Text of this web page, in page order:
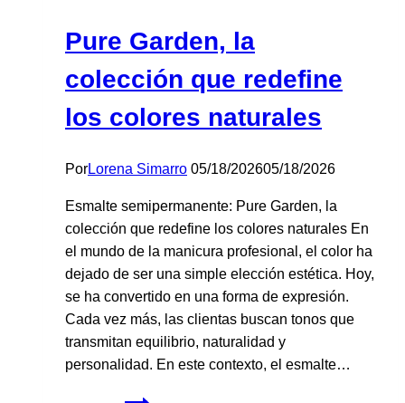
Pure Garden, la
colección que redefine
los colores naturales
PorLorena Simarro 05/18/202605/18/2026
Esmalte semipermanente: Pure Garden, la
colección que redefine los colores naturales En
el mundo de la manicura profesional, el color ha
dejado de ser una simple elección estética. Hoy,
se ha convertido en una forma de expresión.
Cada vez más, las clientas buscan tonos que
transmitan equilibrio, naturalidad y
personalidad. En este contexto, el esmalte…